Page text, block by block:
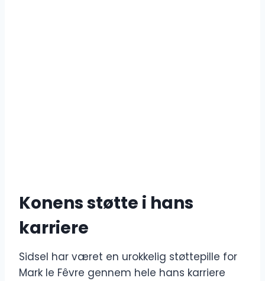
Konens støtte i hans
karriere
Sidsel har været en urokkelig støttepille for
Mark le Fêvre gennem hele hans karriere